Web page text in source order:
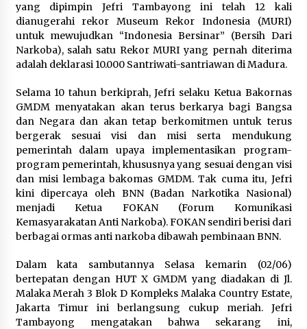
yang dipimpin Jefri Tambayong ini telah 12 kali
dianugerahi rekor Museum Rekor Indonesia (MURI)
untuk mewujudkan “Indonesia Bersinar” (Bersih Dari
Narkoba), salah satu Rekor MURI yang pernah diterima
adalah deklarasi 10.000 Santriwati-santriawan di Madura.
Selama 10 tahun berkiprah, Jefri selaku Ketua Bakornas
GMDM menyatakan akan terus berkarya bagi Bangsa
dan Negara dan akan tetap berkomitmen untuk terus
bergerak sesuai visi dan misi serta mendukung
pemerintah dalam upaya implementasikan program-
program pemerintah, khususnya yang sesuai dengan visi
dan misi lembaga bakomas GMDM. Tak cuma itu, Jefri
kini dipercaya oleh BNN (Badan Narkotika Nasional)
menjadi Ketua FOKAN (Forum Komunikasi
Kemasyarakatan Anti Narkoba). FOKAN sendiri berisi dari
berbagai ormas anti narkoba dibawah pembinaan BNN.
Dalam kata sambutannya Selasa kemarin (02/06)
bertepatan dengan HUT X GMDM yang diadakan di Jl.
Malaka Merah 3 Blok D Kompleks Malaka Country Estate,
Jakarta Timur ini berlangsung cukup meriah. Jefri
Tambayong mengatakan bahwa sekarang ini,